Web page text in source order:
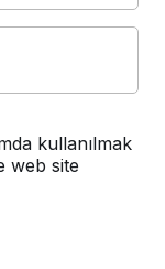
kullanılmak
web site